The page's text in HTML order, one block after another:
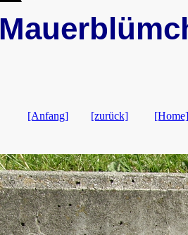
[Anfang] [zurück] [Home]